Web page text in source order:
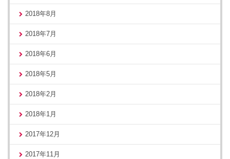
2018年8月
2018年7月
2018年6月
2018年5月
2018年2月
2018年1月
2017年12月
2017年11月